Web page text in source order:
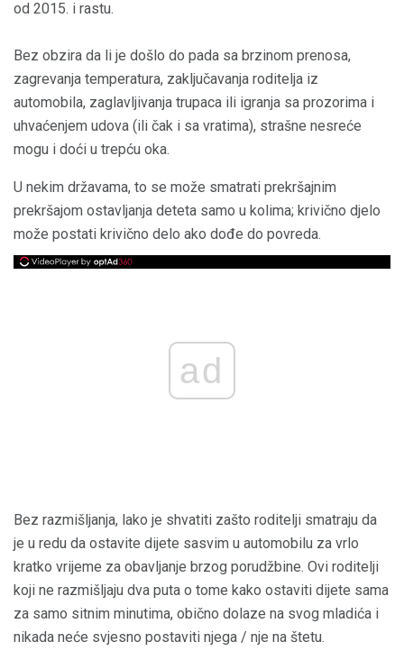
od 2015. i rastu.
Bez obzira da li je došlo do pada sa brzinom prenosa,
zagrevanja temperatura, zaključavanja roditelja iz
automobila, zaglavljivanja trupaca ili igranja sa prozorima i
uhvaćenjem udova (ili čak i sa vratima), strašne nesreće
mogu i doći u trepću oka.
U nekim državama, to se može smatrati prekršajnim
prekršajom ostavljanja deteta samo u kolima; krivično djelo
može postati krivično delo ako dođe do povreda.
ad
Bez razmišljanja, lako je shvatiti zašto roditelji smatraju da
je u redu da ostavite dijete sasvim u automobilu za vrlo
kratko vrijeme za obavljanje brzog porudžbine. Ovi roditelji
koji ne razmišljaju dva puta o tome kako ostaviti dijete sama
za samo sitnim minutima, obično dolaze na svog mladića i
nikada neće svjesno postaviti njega / nje na štetu.